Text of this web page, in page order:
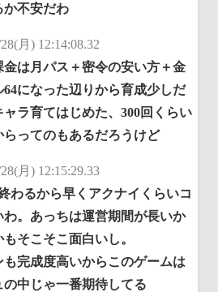
か不安だわ
月) 12:14:08.32
は月パス＋密令の安い方＋金
になった辺りから育成少しだ
ラ育てはじめた、300回くらい
ってのもあるだろうけど
月) 12:15:29.33
わるから早くアクナイくらいコ
。あっちは運営期間が長いか
そこそこ面白いし。
完成度高いからこのゲームは
中じゃ一番期待してる